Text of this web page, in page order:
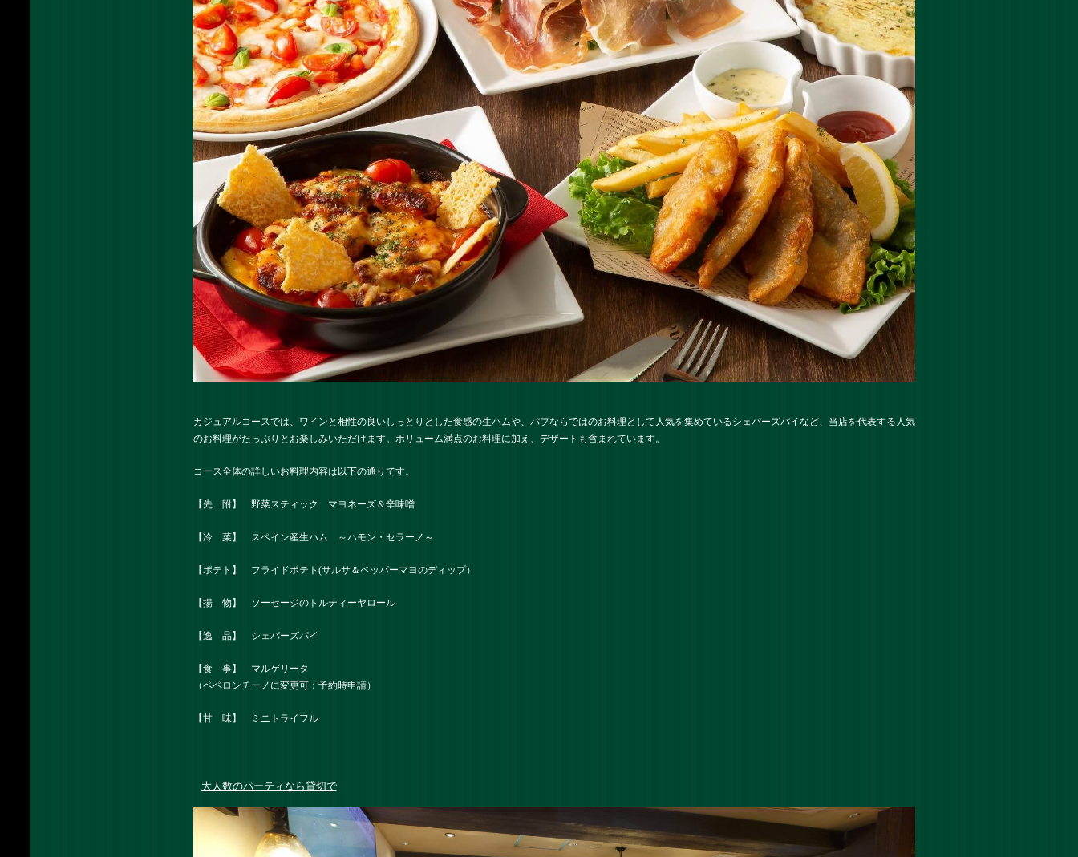
カジュアルコースでは、ワインと相性の良いしっとりとした食感の生ハムや、パブならではのお料理として人気を集めているシェパーズパイなど、当店を代表する人気
のお料理がたっぷりとお楽しみいただけます。ボリューム満点のお料理に加え、デザートも含まれています。
コース全体の詳しいお料理内容は以下の通りです。
【先 附】 野菜スティック マヨネーズ＆辛味噌
【冷 菜】 スペイン産生ハム ～ハモン・セラーノ～
【ポテト】 フライドポテト(サルサ＆ペッパーマヨのディップ）
【揚 物】 ソーセージのトルティーヤロール
【逸 品】 シェパーズパイ
【食 事】 マルゲリータ
（ペペロンチーノに変更可：予約時申請）
【甘 味】 ミニトライフル
大人数のパーティなら貸切で